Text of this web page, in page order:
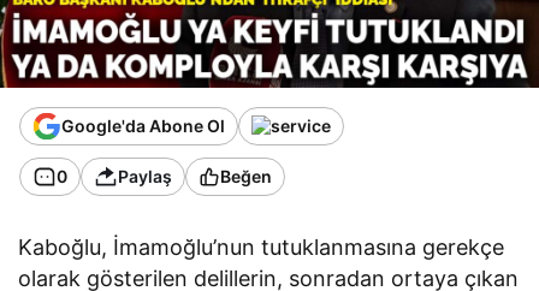
Google'da Abone Ol
0 Paylaş Beğen
Kaboğlu, İmamoğlu’nun tutuklanmasına gerekçe
olarak gösterilen delillerin, sonradan ortaya çıkan